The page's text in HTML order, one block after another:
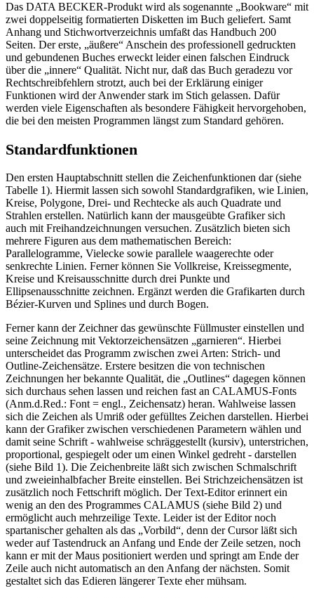
Das DATA BECKER-Produkt wird als sogenannte „Bookware“ mit
zwei doppelseitig formatierten Disketten im Buch geliefert. Samt
Anhang und Stichwortverzeichnis umfaßt das Handbuch 200
Seiten. Der erste, „äußere“ Anschein des professionell gedruckten
und gebundenen Buches erweckt leider einen falschen Eindruck
über die „innere“ Qualität. Nicht nur, daß das Buch geradezu vor
Rechtschreibfehlern strotzt, auch bei der Erklärung einiger
Funktionen wird der Anwender stark im Stich gelassen. Dafür
werden viele Eigenschaften als besondere Fähigkeit hervorgehoben,
die bei den meisten Programmen längst zum Standard gehören.
Standardfunktionen
Den ersten Hauptabschnitt stellen die Zeichenfunktionen dar (siehe
Tabelle 1). Hiermit lassen sich sowohl Standardgrafiken, wie Linien,
Kreise, Polygone, Drei- und Rechtecke als auch Quadrate und
Strahlen erstellen. Natürlich kann der mausgeübte Grafiker sich
auch mit Freihandzeichnungen versuchen. Zusätzlich bieten sich
mehrere Figuren aus dem mathematischen Bereich:
Parallelogramme, Vielecke sowie parallele waagerechte oder
senkrechte Linien. Ferner können Sie Vollkreise, Kreissegmente,
Kreise und Kreisausschnitte durch drei Punkte und
Ellipsenausschnitte zeichnen. Ergänzt werden die Grafikarten durch
Bézier-Kurven und Splines und durch Bogen.
Ferner kann der Zeichner das gewünschte Füllmuster einstellen und
seine Zeichnung mit Vektorzeichensätzen „garnieren“. Hierbei
unterscheidet das Programm zwischen zwei Arten: Strich- und
Outline-Zeichensätze. Erstere besitzen die von technischen
Zeichnungen her bekannte Qualität, die „Outlines“ dagegen können
sich durchaus sehen lassen und reichen fast an CALAMUS-Fonts
(Anm.d.Red.: Font = engl., Zeichensatz) heran. Wahlweise lassen
sich die Zeichen als Umriß oder gefülltes Zeichen darstellen. Hierbei
kann der Grafiker zwischen verschiedenen Parametern wählen und
damit seine Schrift - wahlweise schräggestellt (kursiv), unterstrichen,
proportional, gespiegelt oder um einen Winkel gedreht - darstellen
(siehe Bild 1). Die Zeichenbreite läßt sich zwischen Schmalschrift
und zweieinhalbfacher Breite einstellen. Bei Strichzeichensätzen ist
zusätzlich noch Fettschrift möglich. Der Text-Editor erinnert ein
wenig an den des Programmes CALAMUS (siehe Bild 2) und
ermöglicht auch mehrzeilige Texte. Leider ist der Editor noch
spartanischer gehalten als das „Vorbild“, denn der Cursor läßt sich
weder auf Tastendruck an Anfang und Ende der Zeile setzen, noch
kann er mit der Maus positioniert werden und springt am Ende der
Zeile auch nicht automatisch an den Anfang der nächsten. Somit
gestaltet sich das Edieren längerer Texte eher mühsam.